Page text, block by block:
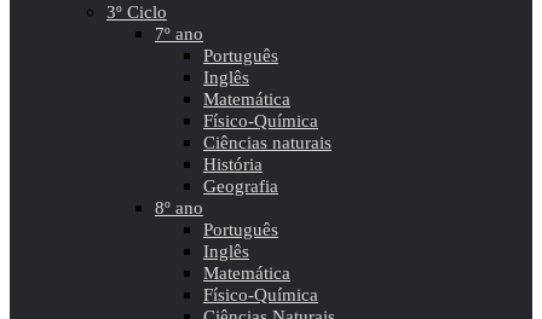
3º Ciclo
7º ano
Português
Inglês
Matemática
Físico-Química
Ciências naturais
História
Geografia
8º ano
Português
Inglês
Matemática
Físico-Química